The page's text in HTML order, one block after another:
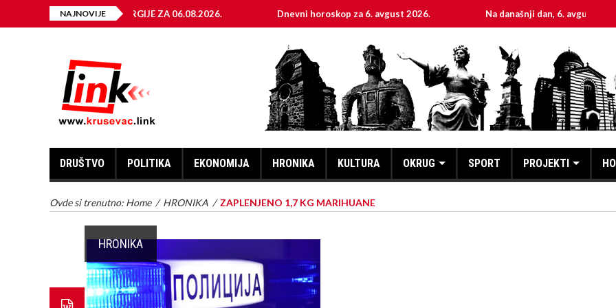
NAJNOVIJE
ELEKTRIČNE ENERGIJE ZA 06.08.2026. Dnevni horoskop za 6. avgust 2026. Na današnji dan, 6. avgust
DRUŠTVO POLITIKA EKONOMIJA HRONIKA KULTURA OKRUG SPORT PROJEKTI
Ovde si trenutno: Home / HRONIKA / ZAPLENJENO 1,7 KG MARIHUANE
HRONIKA